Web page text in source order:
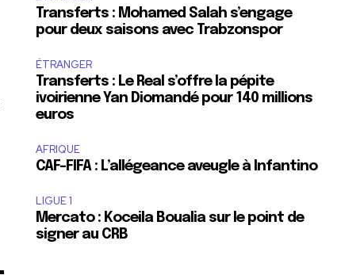
Transferts : Mohamed Salah s’engage
pour deux saisons avec Trabzonspor
ÉTRANGER
Transferts : Le Real s’offre la pépite
ivoirienne Yan Diomandé pour 140 millions
euros
AFRIQUE
CAF-FIFA : L’allégeance aveugle à Infantino
LIGUE 1
Mercato : Koceila Boualia sur le point de
signer au CRB